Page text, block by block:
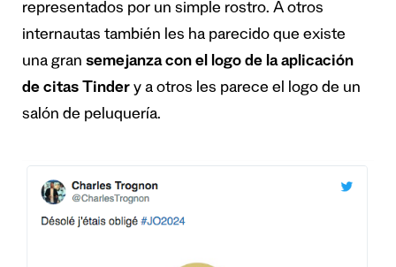
representados por un simple rostro. A otros
internautas también les ha parecido que existe
una gran semejanza con el logo de la aplicación
de citas Tinder y a otros les parece el logo de un
salón de peluquería.